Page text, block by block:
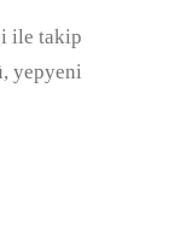
ile takip
yepyeni